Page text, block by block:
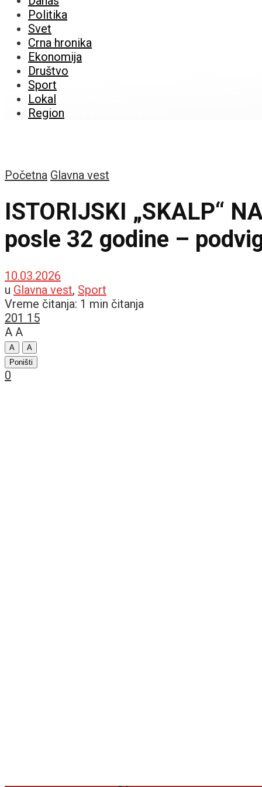
Politika
Svet
Crna hronika
Ekonomija
Društvo
Sport
Lokal
Region
Početna Glavna vest
ISTORIJSKI „SKALP“
posle 32 godine –
10.03.2026
u Glavna vest, Sport
Vreme čitanja: 1 min čitanja
201 15
A A
A
A
Poništi
0